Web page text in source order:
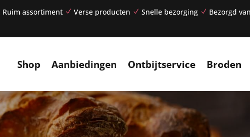
Ruim assortiment N Verse producten N Snelle bezorging N Bezorgd
Shop Aanbiedingen Ontbijtservice Broden